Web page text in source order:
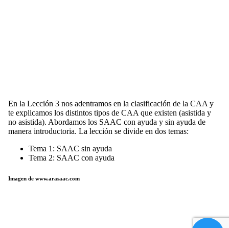
En la Lección 3 nos adentramos en la clasificación de la CAA y
te explicamos los distintos tipos de CAA que existen (asistida y
no asistida). Abordamos los SAAC con ayuda y sin ayuda de
manera introductoria. La lección se divide en dos temas:
Tema 1: SAAC sin ayuda
Tema 2: SAAC con ayuda
Imagen de www.arasaac.com